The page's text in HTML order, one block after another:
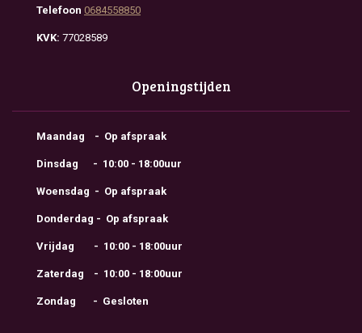
Telefoon 0684558850
KVK: 77028589
Openingstijden
Maandag - Op afspraak
Dinsdag - 10:00 - 18:00uur
Woensdag - Op afspraak
Donderdag - Op afspraak
Vrijdag - 10:00 - 18:00uur
Zaterdag - 10:00 - 18:00uur
Zondag - Gesloten